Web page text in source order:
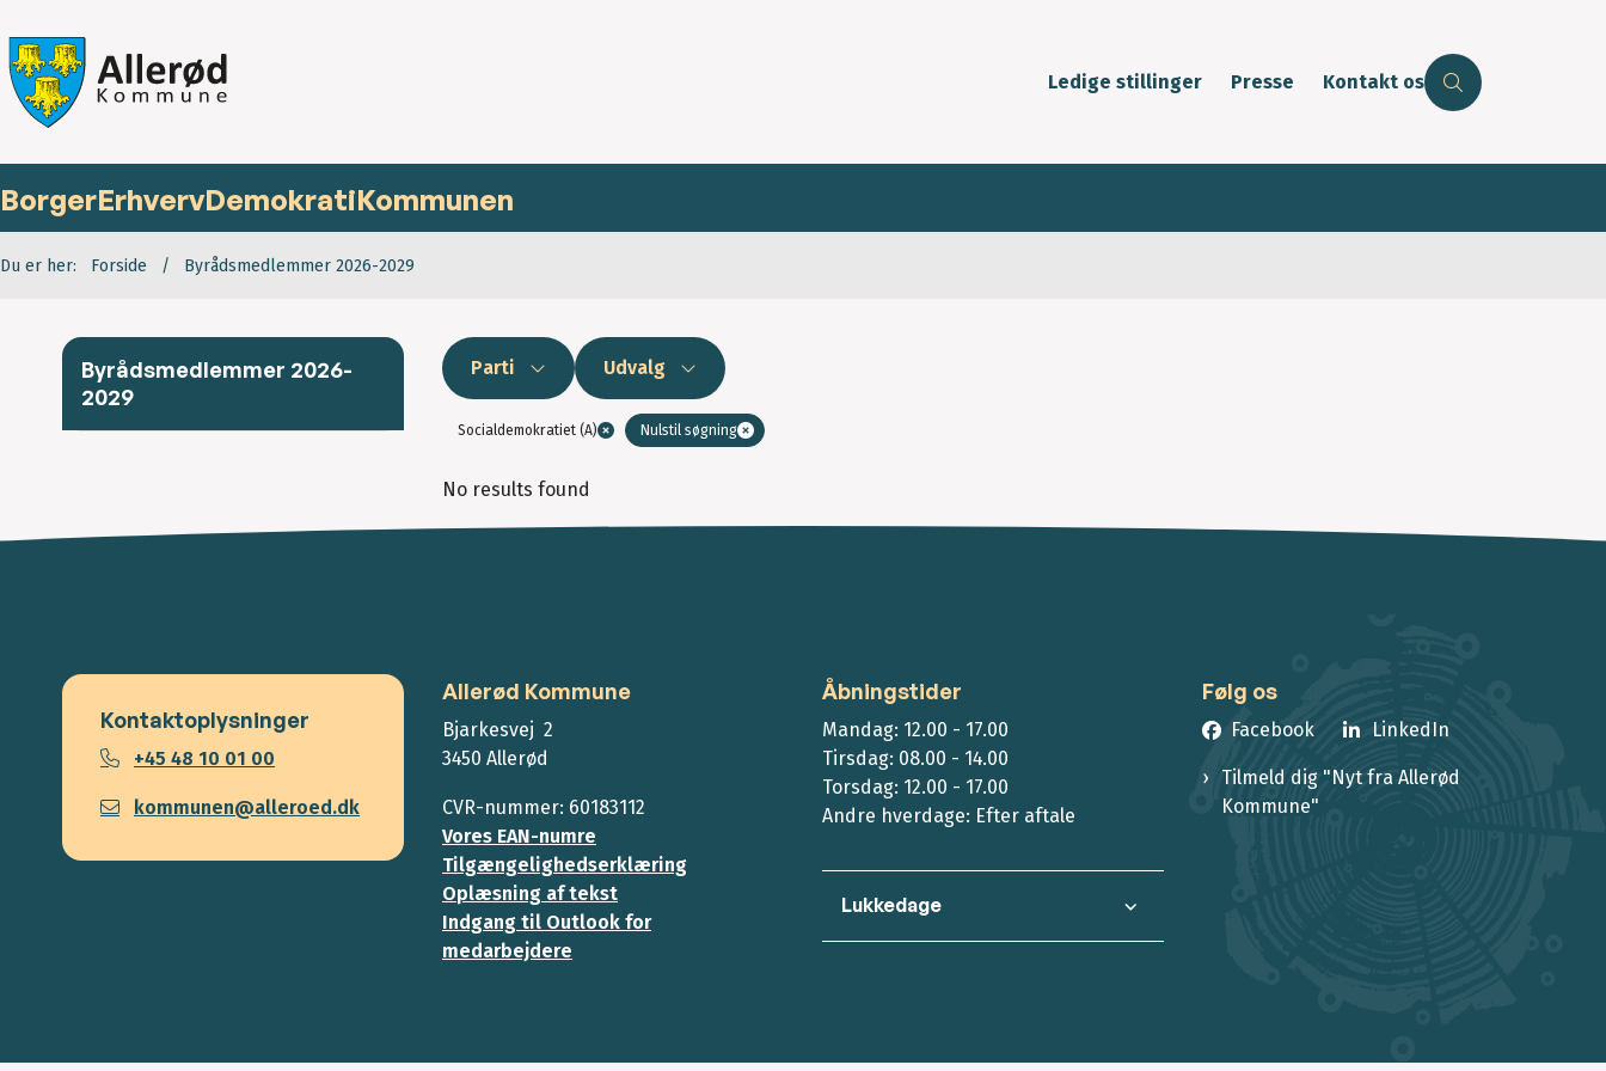
Ledige stillinger Presse Kontakt os
BorgerErhvervDemokratiKommunen
Du er her: Forside Byrådsmedlemmer 2026-2029
Byrådsmedlemmer 2026-
2029
Parti Udvalg
Socialdemokratiet (A) Nulstil søgning
No results found
Kontaktoplysninger
+45 48 10 01 00
kommunen@alleroed.dk
Allerød Kommune
Bjarkesvej 2
3450 Allerød
CVR-nummer: 60183112
Vores EAN-numre
Tilgængelighedserklæring
Oplæsning af tekst
Indgang til Outlook for
medarbejdere
Åbningstider
Mandag: 12.00 - 17.00
Tirsdag: 08.00 - 14.00
Torsdag: 12.00 - 17.00
Andre hverdage: Efter aftale
Lukkedage
Følg os
Facebook LinkedIn
Tilmeld dig "Nyt fra Allerød
Kommune"